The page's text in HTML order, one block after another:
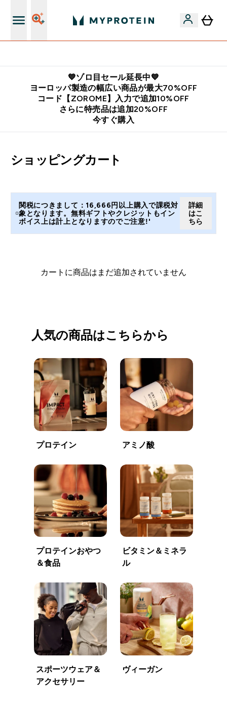
💙ゾロ目セール延長中💙
ヨーロッパ製造の幅広い商品が最大70%OFF
コード【ZOROME】入力で追加10%OFF
さらに特売品は追加20%OFF
今すぐ購入
ショッピングカート
関税につきまして：16,666円以上購入で課税対
象となります。無料ギフトやクレジットもイン
ボイス上は計上となりますのでご注意!'
詳細
はこ
ちら
カートに商品はまだ追加されていません
人気の商品はこちらから
プロテイン アミノ酸
プロテインおやつ
＆食品
ビタミン＆ミネラ
ル
スポーツウェア＆
アクセサリー
ヴィーガン